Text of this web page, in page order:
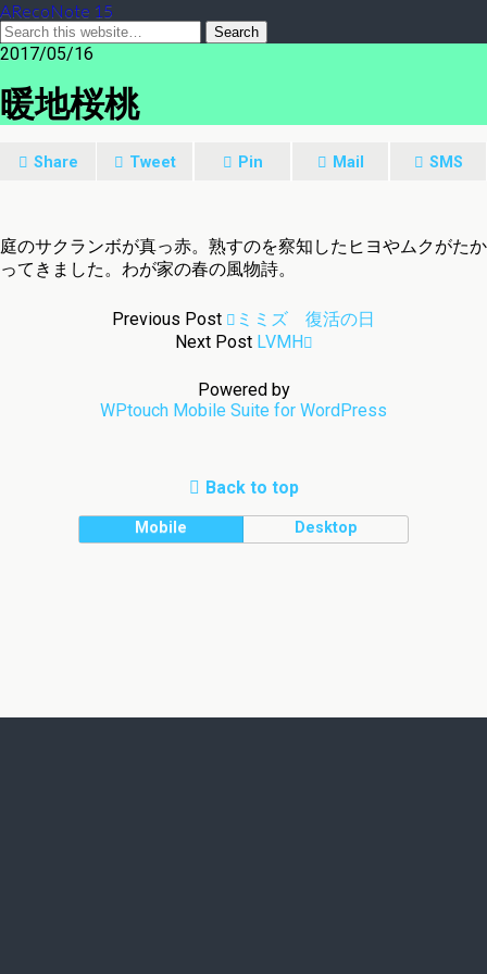
ARecoNote 15
2017/05/16
暖地桜桃
Share Tweet Pin Mail SMS
庭のサクランボが真っ赤。熟すのを察知したヒヨやムクがたか
ってきました。わが家の春の風物詩。
Previous Post
ミミズ 復活の日
Next Post LVMH
Powered by
WPtouch Mobile Suite for WordPress
Back to top
Mobile Desktop